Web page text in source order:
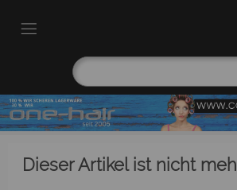
Dieser Artikel ist nicht